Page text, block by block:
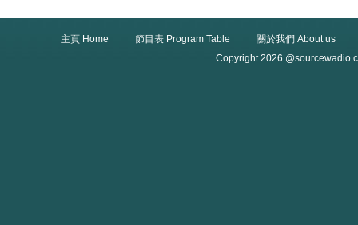
主頁 Home 節目表 Program Table
關於我們 About us
Copyright 2026